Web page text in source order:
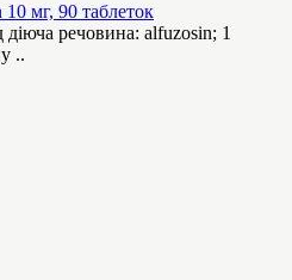
мг, 90 таблеток
речовина: alfuzosin; 1
..